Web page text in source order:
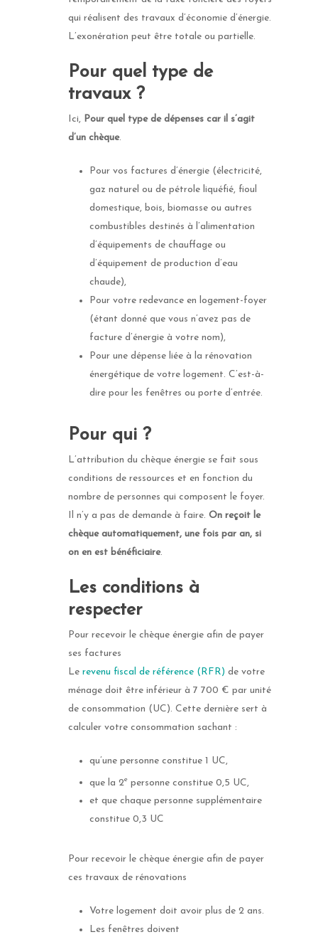
qui réalisent des travaux d’économie d’énergie.
L’exonération peut être totale ou partielle.
Pour quel type de
travaux ?
Ici, Pour quel type de dépenses car il s’agit
d’un chèque.
Pour vos factures d’énergie (électricité,
gaz naturel ou de pétrole liquéfié, fioul
domestique, bois, biomasse ou autres
combustibles destinés à l’alimentation
d’équipements de chauffage ou
d’équipement de production d’eau
chaude),
Pour votre redevance en logement-foyer
(étant donné que vous n’avez pas de
facture d’énergie à votre nom),
Pour une dépense liée à la rénovation
énergétique de votre logement. C’est-à-
dire pour les fenêtres ou porte d’entrée.
Pour qui ?
L’attribution du chèque énergie se fait sous
conditions de ressources et en fonction du
nombre de personnes qui composent le foyer.
Il n’y a pas de demande à faire. On reçoit le
chèque automatiquement, une fois par an, si
on en est bénéficiaire.
Les conditions à
respecter
Pour recevoir le chèque énergie afin de payer
ses factures
Le revenu fiscal de référence (RFR) de votre
ménage doit être inférieur à 7 700 € par unité
de consommation (UC). Cette dernière sert à
calculer votre consommation sachant :
qu’une personne constitue 1 UC,
que la 2e personne constitue 0,5 UC,
et que chaque personne supplémentaire
constitue 0,3 UC
Pour recevoir le chèque énergie afin de payer
ces travaux de rénovations
Votre logement doit avoir plus de 2 ans.
Les fenêtres doivent